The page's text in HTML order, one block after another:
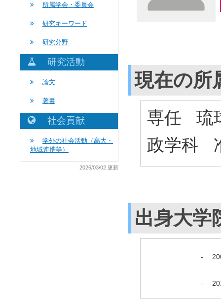
所属学会・委員会
研究キーワード
研究分野
研究活動
論文
著書
社会貢献
学外の社会活動（高大・
地域連携等）
2026/03/02 更新
現在の所
専任 琉
政学科
出身大学
-
-